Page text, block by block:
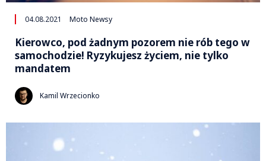
04.08.2021 Moto Newsy
Kierowco, pod żadnym pozorem nie rób tego w
samochodzie! Ryzykujesz życiem, nie tylko
mandatem
Kamil Wrzecionko